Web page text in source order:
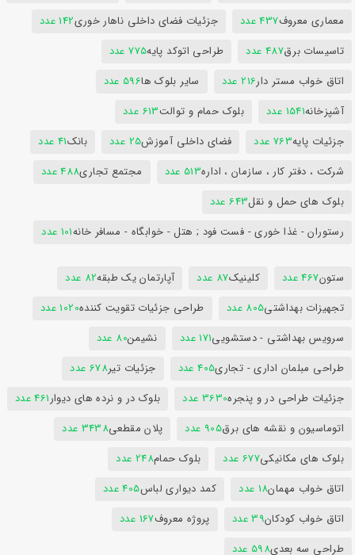
معماری معروف437 عدد جزئیات فضای داخلی ناهار خوری142 عدد
تاسیسات برق487 عدد طراحی اتوکد پایه775 عدد
اتاق خواب مستر دار216 عدد سایر بلوک ها596 عدد
آشپزخانه1541 عدد بلوک حمام و توالت613 عدد
جزئیات پایه763 عدد فضای داخلی آموزش25 عدد بانک41 عدد
شرکت ، دفتر کار ، سازمان ، اداره513 عدد مجتمع تجاری488 عدد
بلوک های حمل و نقل643 عدد
رستوران - غذا خوری - فست فود ; هتل - خوابگاه - مسافر خانه101 عدد
ستون467 عدد کلینیک87 عدد آپارتمان یک طبقه82 عدد
تجهیزات بهداشتی805 عدد طراحی جزئیات تقویت کننده1020 عدد
سرویس بهداشتی - دستشویی171 عدد نشیمن80 عدد
طراحی مبلمان اداری - تجاری405 عدد جزئیات تیر678 عدد
جزئیات طراحی در و پنجره3630 عدد بلوک در و نرده های دیوار461 عدد
اتوماسیون و نقشه های برق905 عدد پلان مقطعی3438 عدد
بلوک های مکانیکی677 عدد بلوک حمام248 عدد
اتاق خواب مهمان18 عدد کمد دیواری لباس405 عدد
اتاق خواب کودکان39 عدد پروژه معروف167 عدد
طراحی سه بعدی598 عدد